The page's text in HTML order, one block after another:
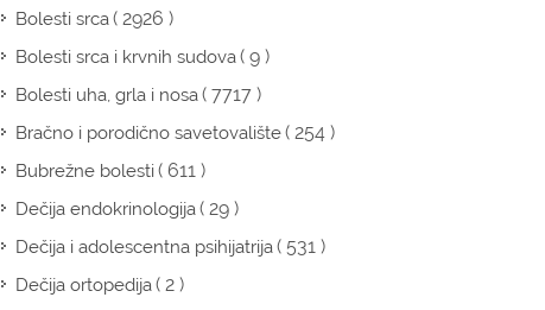
Bolesti srca( 2926 )
Bolesti srca i krvnih sudova( 9 )
Bolesti uha, grla i nosa( 7717 )
Bračno i porodično savetovalište( 254 )
Bubrežne bolesti( 611 )
Dečija endokrinologija( 29 )
Dečija i adolescentna psihijatrija( 531 )
Dečija ortopedija( 2 )